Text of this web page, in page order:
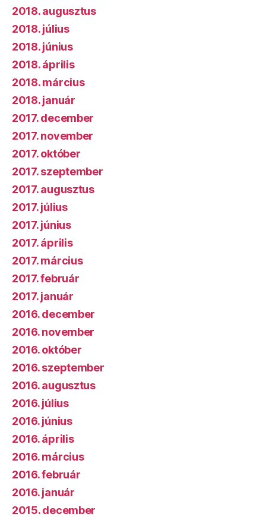
2018. augusztus
2018. július
2018. június
2018. április
2018. március
2018. január
2017. december
2017. november
2017. október
2017. szeptember
2017. augusztus
2017. július
2017. június
2017. április
2017. március
2017. február
2017. január
2016. december
2016. november
2016. október
2016. szeptember
2016. augusztus
2016. július
2016. június
2016. április
2016. március
2016. február
2016. január
2015. december